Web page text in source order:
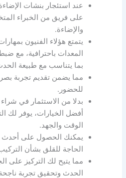
عند استئجار بنشات
على فريق من الخبراء
والإضاءة.
يتمتع هؤلاء الفنيون
المعدات باحترافية، مع
بما يتناسب مع طبيعة
مما يضمن تقديم تجربة
للحضور.
بدلا من الاستثمار في
أفضل الخيارات، يوفر لك
الوقت والجهد.
يمكنك الحصول على أحدث
الحاجة للقلق بشأن
مما يتيح لك التركيز على
الحدث وتحقيق تجربة ناجحة